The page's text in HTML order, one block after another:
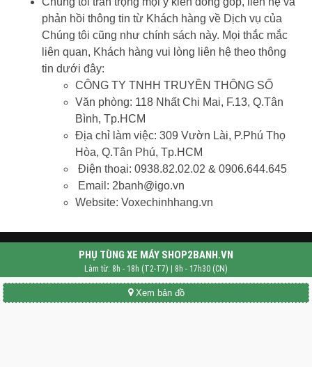
phản hồi thông tin từ Khách hàng về Dịch vụ của
Chúng tôi cũng như chính sách này. Mọi thắc mắc
liên quan, Khách hàng vui lòng liên hệ theo thông
tin dưới đây:
CÔNG TY TNHH TRUYỀN THÔNG SỐ
Văn phòng: 118 Nhất Chi Mai, F.13, Q.Tân
Bình, Tp.HCM
Địa chỉ làm việc: 309 Vườn Lài, P.Phú Thọ
Hòa, Q.Tân Phú, Tp.HCM
Điện thoại: 0938.82.02.02 & 0906.644.645
Email: 2banh@igo.vn
Website: Voxechinhhang.vn
PHỤ TÙNG XE MÁY SHOP2BANH.VN
Làm từ: 8h - 18h (T2-T7) | 8h - 17h30 (CN)
Xem bản đồ